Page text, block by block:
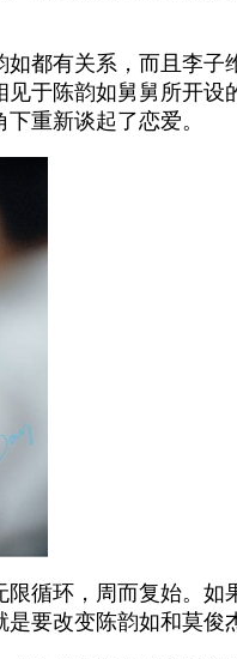
都有关系，而且李子
于陈韵如舅舅所开设
重新谈起了恋爱。
循环，周而复始。如
要改变陈韵如和莫俊